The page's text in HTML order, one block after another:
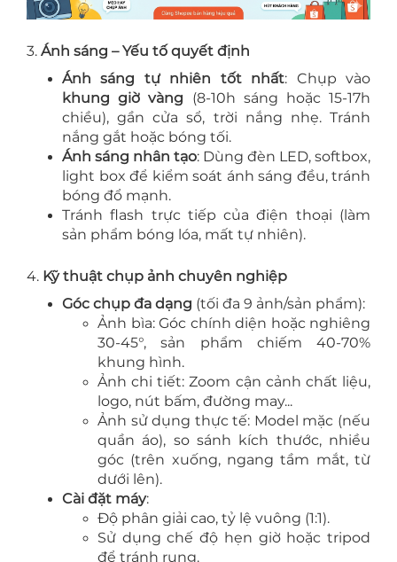
3. Ánh sáng – Yếu tố quyết định
Ánh sáng tự nhiên tốt nhất: Chụp vào
khung giờ vàng (8-10h sáng hoặc 15-17h
chiều), gần cửa sổ, trời nắng nhẹ. Tránh
nắng gắt hoặc bóng tối.
Ánh sáng nhân tạo: Dùng đèn LED, softbox,
light box để kiểm soát ánh sáng đều, tránh
bóng đổ mạnh.
Tránh flash trực tiếp của điện thoại (làm
sản phẩm bóng lóa, mất tự nhiên).
4. Kỹ thuật chụp ảnh chuyên nghiệp
Góc chụp đa dạng (tối đa 9 ảnh/sản phẩm):
Ảnh bìa: Góc chính diện hoặc nghiêng
30-45°, sản phẩm chiếm 40-70%
khung hình.
Ảnh chi tiết: Zoom cận cảnh chất liệu,
logo, nút bấm, đường may...
Ảnh sử dụng thực tế: Model mặc (nếu
quần áo), so sánh kích thước, nhiều
góc (trên xuống, ngang tầm mắt, từ
dưới lên).
Cài đặt máy:
Độ phân giải cao, tỷ lệ vuông (1:1).
Sử dụng chế độ hẹn giờ hoặc tripod
để tránh rung.